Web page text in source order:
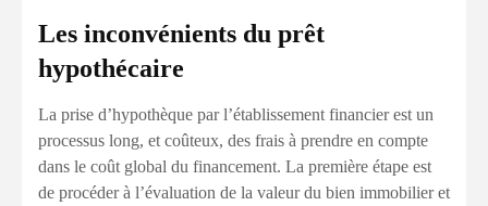
Les inconvénients du prêt
hypothécaire
La prise d’hypothèque par l’établissement financier est un
processus long, et coûteux, des frais à prendre en compte
dans le coût global du financement. La première étape est
de procéder à l’évaluation de la valeur du bien immobilier et